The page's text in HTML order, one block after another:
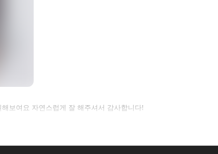
보여요 자연스럽게 잘 해주셔서 감사합니다!